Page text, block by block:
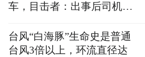
车，目击者：出事后司机一
台风“白海豚”生命史是普通
台风3倍以上，环流直径达